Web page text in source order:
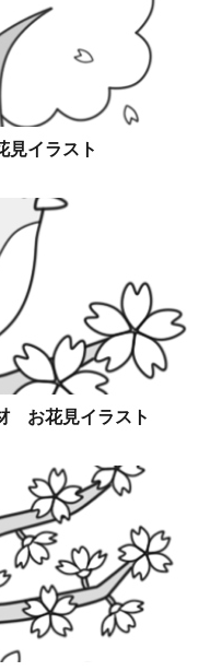
イラスト
お花見イラスト